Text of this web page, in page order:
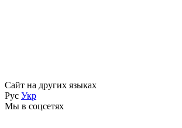
Сайт на других языках
Рус Укр
Мы в соцсетях